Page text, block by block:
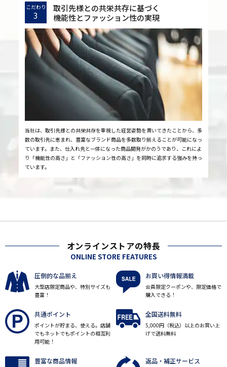
こだわり
3
取引先様との共栄共存に基づく
機能性とファッション性の実現
当社は、取引先様との共栄共存を重視した経営姿勢を貫いてきたことから、多
数の取引先に恵まれ、豊富なブランド商品を多数取り揃えることが可能になっ
ています。また、仕入れ先と一体になった商品開発がかのうであり、これによ
り「機能性の高さ」と「ファッション性の高さ」を同時に追求する強みを持っ
ています。
オンラインストアの特長
ONLINE STORE FEATURES
圧倒的な品揃え
大型店限定商品や、特別サイズも
豊富！
お買い得情報満載
会員限定クーポンや、限定価格で
購入できる！
共通ポイント
ポイントが貯まる、使える。店舗
でもネットでもポイントの相互利
用可能！
全国送料無料
5,000円（税込）以上のお買い上
げで送料無料
豊富な商品情報 返品・補正サービス